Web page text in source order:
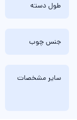
طول دسته
جنس چوب
سایر مشخصات